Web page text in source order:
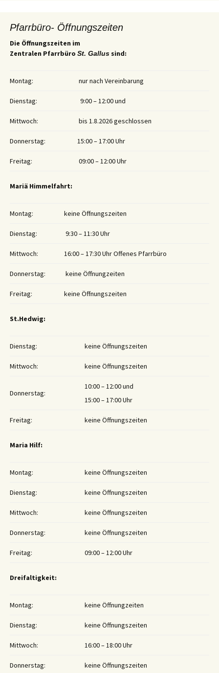
Pfarrbüro- Öffnungszeiten
Die Öffnungszeiten im
Zentralen Pfarrbüro St. Gallus sind:
Montag: nur nach Vereinbarung
Dienstag: 9:00 – 12:00 und
Mittwoch: bis 1.8.2026 geschlossen
Donnerstag: 15:00 – 17:00 Uhr
Freitag: 09:00 – 12:00 Uhr
Mariä Himmelfahrt:
Montag: keine Öffnungszeiten
Dienstag: 9:30 – 11:30 Uhr
Mittwoch: 16:00 – 17:30 Uhr Offenes Pfarrbüro
Donnerstag: keine Öffnungzeiten
Freitag: keine Öffnungszeiten
St.Hedwig:
Dienstag: keine Öffnungszeiten
Mittwoch: keine Öffnungszeiten
Donnerstag:
10:00 – 12:00 und
15:00 – 17:00 Uhr
Freitag: keine Öffnungszeiten
Maria Hilf:
Montag: keine Öffnungszeiten
Dienstag: keine Öffnungszeiten
Mittwoch: keine Öffnungszeiten
Donnerstag: keine Öffnungszeiten
Freitag: 09:00 – 12:00 Uhr
Dreifaltigkeit:
Montag: keine Öffnungzeiten
Dienstag: keine Öffnungszeiten
Mittwoch: 16:00 – 18:00 Uhr
Donnerstag: keine Öffnungszeiten